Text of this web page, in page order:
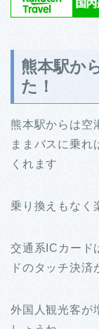
熊本駅か
た！
熊本駅からは空
ままバスに乗れ
くれます
乗り換えもなく
交通系ICカード
ドのタッチ決済
外国人観光客が